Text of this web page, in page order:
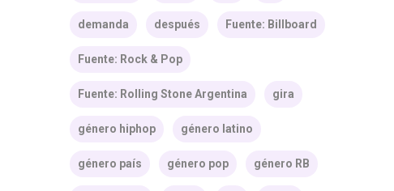
demanda después Fuente: Billboard
Fuente: Rock & Pop
Fuente: Rolling Stone Argentina gira
género hiphop género latino
género país género pop género RB